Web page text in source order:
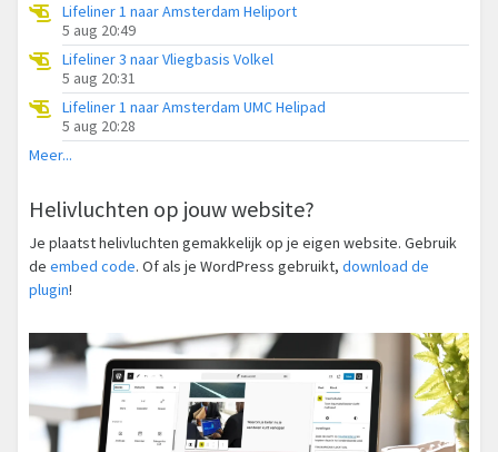
Lifeliner 1 naar Amsterdam Heliport
5 aug 20:49
Lifeliner 3 naar Vliegbasis Volkel
5 aug 20:31
Lifeliner 1 naar Amsterdam UMC Helipad
5 aug 20:28
Meer...
Helivluchten op jouw website?
Je plaatst helivluchten gemakkelijk op je eigen website. Gebruik
de embed code. Of als je WordPress gebruikt, download de
plugin!